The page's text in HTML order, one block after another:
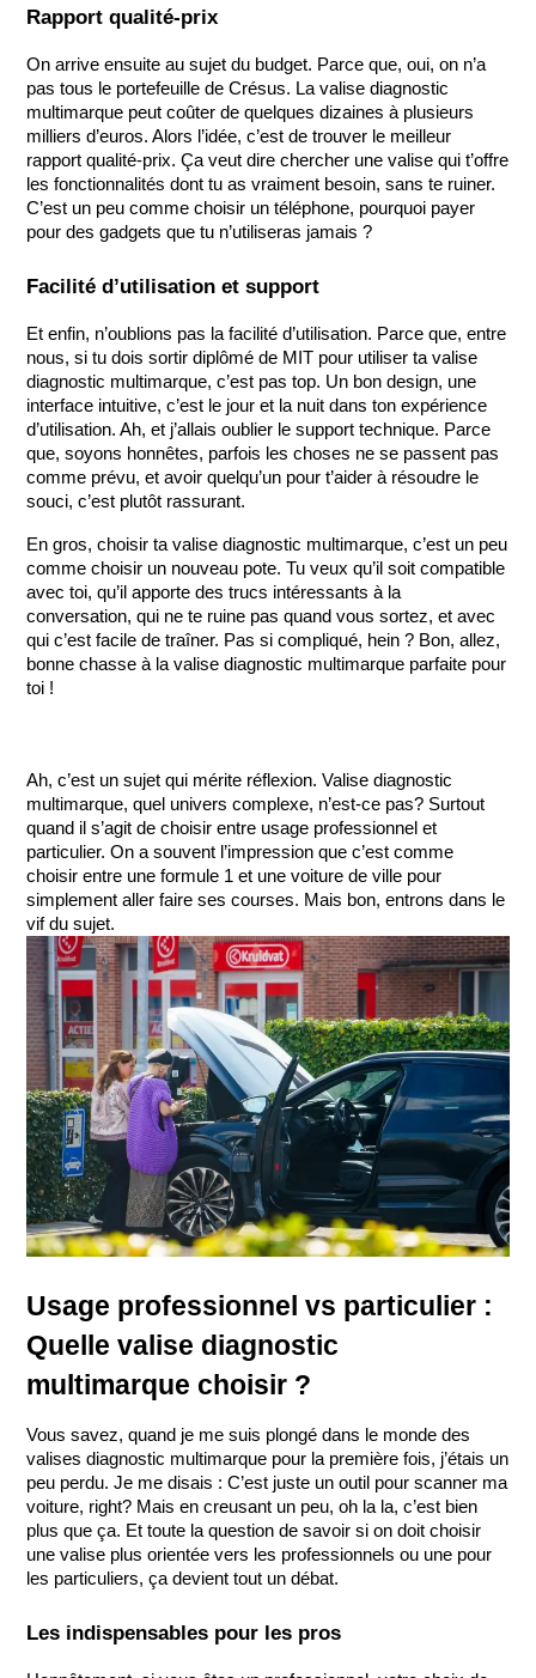
Rapport qualité-prix
On arrive ensuite au sujet du budget. Parce que, oui, on n’a
pas tous le portefeuille de Crésus. La valise diagnostic
multimarque peut coûter de quelques dizaines à plusieurs
milliers d’euros. Alors l’idée, c’est de trouver le meilleur
rapport qualité-prix. Ça veut dire chercher une valise qui t’offre
les fonctionnalités dont tu as vraiment besoin, sans te ruiner.
C’est un peu comme choisir un téléphone, pourquoi payer
pour des gadgets que tu n’utiliseras jamais ?
Facilité d’utilisation et support
Et enfin, n’oublions pas la facilité d’utilisation. Parce que, entre
nous, si tu dois sortir diplômé de MIT pour utiliser ta valise
diagnostic multimarque, c’est pas top. Un bon design, une
interface intuitive, c’est le jour et la nuit dans ton expérience
d’utilisation. Ah, et j’allais oublier le support technique. Parce
que, soyons honnêtes, parfois les choses ne se passent pas
comme prévu, et avoir quelqu’un pour t’aider à résoudre le
souci, c’est plutôt rassurant.
En gros, choisir ta valise diagnostic multimarque, c’est un peu
comme choisir un nouveau pote. Tu veux qu’il soit compatible
avec toi, qu’il apporte des trucs intéressants à la
conversation, qui ne te ruine pas quand vous sortez, et avec
qui c’est facile de traîner. Pas si compliqué, hein ? Bon, allez,
bonne chasse à la valise diagnostic multimarque parfaite pour
toi !
Ah, c’est un sujet qui mérite réflexion. Valise diagnostic
multimarque, quel univers complexe, n’est-ce pas? Surtout
quand il s’agit de choisir entre usage professionnel et
particulier. On a souvent l’impression que c’est comme
choisir entre une formule 1 et une voiture de ville pour
simplement aller faire ses courses. Mais bon, entrons dans le
vif du sujet.
Usage professionnel vs particulier :
Quelle valise diagnostic
multimarque choisir ?
Vous savez, quand je me suis plongé dans le monde des
valises diagnostic multimarque pour la première fois, j’étais un
peu perdu. Je me disais : C’est juste un outil pour scanner ma
voiture, right? Mais en creusant un peu, oh la la, c’est bien
plus que ça. Et toute la question de savoir si on doit choisir
une valise plus orientée vers les professionnels ou une pour
les particuliers, ça devient tout un débat.
Les indispensables pour les pros